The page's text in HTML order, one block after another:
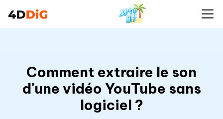
Comment extraire le son
d'une vidéo YouTube sans
logiciel ?